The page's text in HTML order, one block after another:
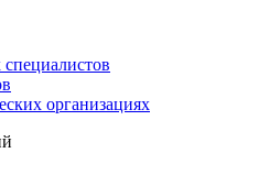
организациях